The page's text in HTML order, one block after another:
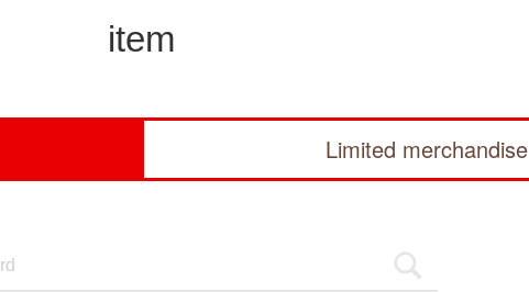
item
Limited merchandise